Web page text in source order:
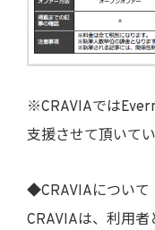
※CRAVIAでは
支援させて頂いてい
◆CRAVIAについて
CRAVIAは、利用